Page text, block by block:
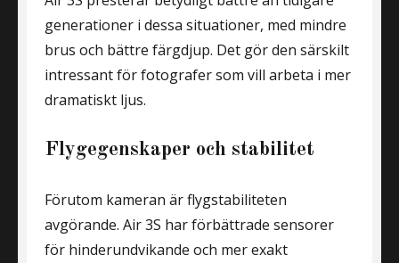
generationer i dessa situationer, med mindre
brus och bättre färgdjup. Det gör den särskilt
intressant för fotografer som vill arbeta i mer
dramatiskt ljus.
Flygegenskaper och stabilitet
Förutom kameran är flygstabiliteten
avgörande. Air 3S har förbättrade sensorer
för hinderundvikande och mer exakt